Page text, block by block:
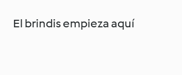
El brindis empieza aquí